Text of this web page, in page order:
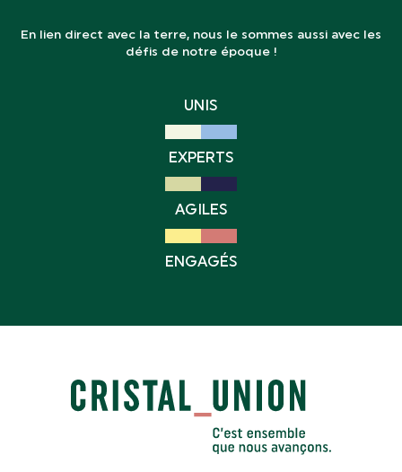
En lien direct avec la terre, nous le sommes aussi avec les
défis de notre époque !
UNIS
EXPERTS
AGILES
ENGAGÉS